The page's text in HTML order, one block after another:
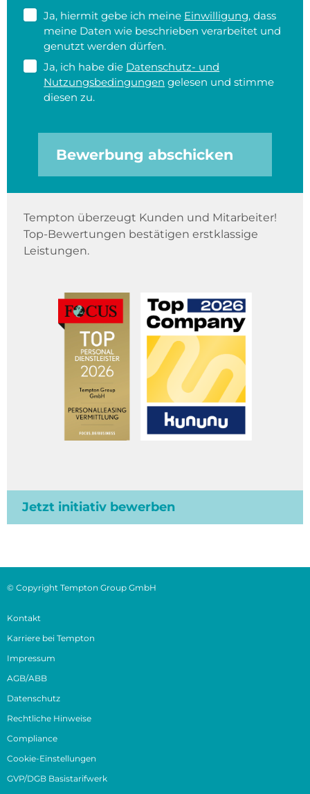
Ja, hiermit gebe ich meine Einwilligung, dass
meine Daten wie beschrieben verarbeitet und
genutzt werden dürfen.
Ja, ich habe die Datenschutz- und
Nutzungsbedingungen gelesen und stimme
diesen zu.
Bewerbung abschicken
Tempton überzeugt Kunden und Mitarbeiter!
Top-Bewertungen bestätigen erstklassige
Leistungen.
Jetzt initiativ bewerben
© Copyright Tempton Group GmbH
Kontakt
Karriere bei Tempton
Impressum
AGB/ABB
Datenschutz
Rechtliche Hinweise
Compliance
Cookie-Einstellungen
GVP/DGB Basistarifwerk